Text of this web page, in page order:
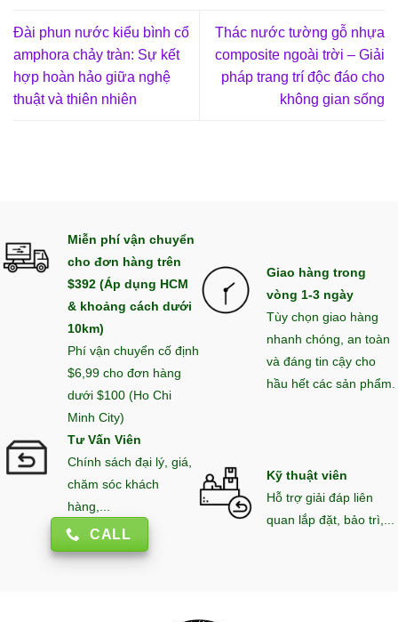
Đài phun nước kiểu bình cổ
amphora chảy tràn: Sự kết
hợp hoàn hảo giữa nghệ
thuật và thiên nhiên
Thác nước tường gỗ nhựa
composite ngoài trời – Giải
pháp trang trí độc đáo cho
không gian sống
Miễn phí vận chuyển
cho đơn hàng trên
$392 (Áp dụng HCM
& khoảng cách dưới
10km)
Phí vận chuyển cố định
$6,99 cho đơn hàng
dưới $100 (Ho Chi
Minh City)
Giao hàng trong
vòng 1-3 ngày
Tùy chọn giao hàng
nhanh chóng, an toàn
và đáng tin cậy cho
hầu hết các sản phẩm.
Tư Vấn Viên
Chính sách đại lý, giá,
chăm sóc khách
hàng,...
CALL
Kỹ thuật viên
Hỗ trợ giải đáp liên
quan lắp đặt, bảo trì,...